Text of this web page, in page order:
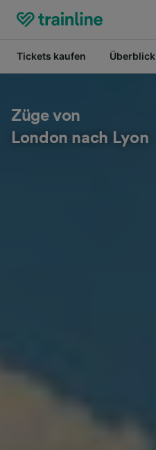
Tickets kaufen Überblick
Züge von
London nach Lyon